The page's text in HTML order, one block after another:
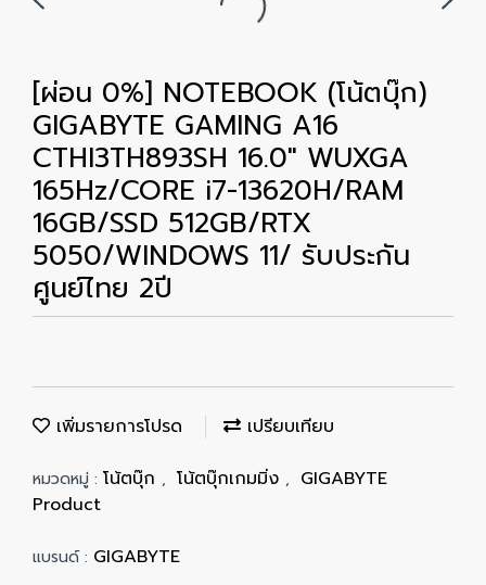
[ผ่อน 0%] NOTEBOOK (โน้ตบุ๊ก)
GIGABYTE GAMING A16
CTHI3TH893SH 16.0" WUXGA
165Hz/CORE i7-13620H/RAM
16GB/SSD 512GB/RTX
5050/WINDOWS 11/ รับประกัน
ศูนย์ไทย 2ปี
เพิ่มรายการโปรด เปรียบเทียบ
หมวดหมู่ : โน้ตบุ๊ก , โน้ตบุ๊กเกมมิ่ง , GIGABYTE
Product
แบรนด์ : GIGABYTE